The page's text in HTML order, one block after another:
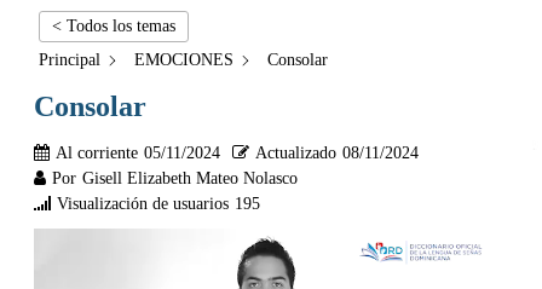
< Todos los temas
Principal
EMOCIONES Consolar
Consolar
Al corriente 05/11/2024 Actualizado 08/11/2024
Por Gisell Elizabeth Mateo Nolasco
Visualización de usuarios 195